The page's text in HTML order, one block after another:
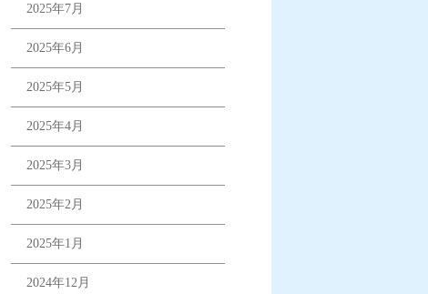
2025年7月
2025年6月
2025年5月
2025年4月
2025年3月
2025年2月
2025年1月
2024年12月